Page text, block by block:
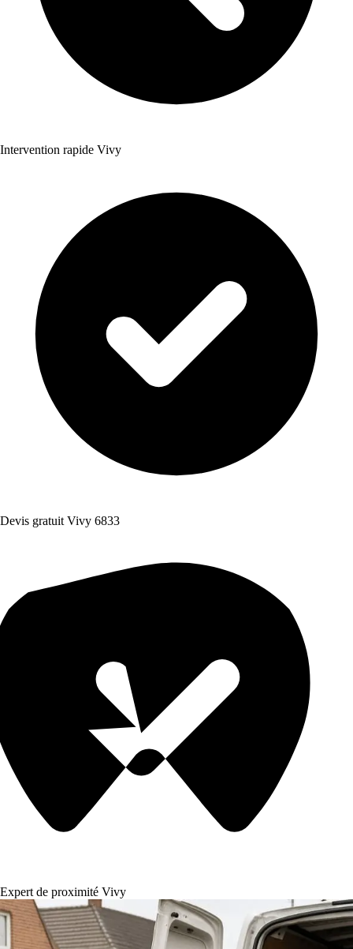
Intervention rapide Vivy
Devis gratuit Vivy 6833
Expert de proximité Vivy